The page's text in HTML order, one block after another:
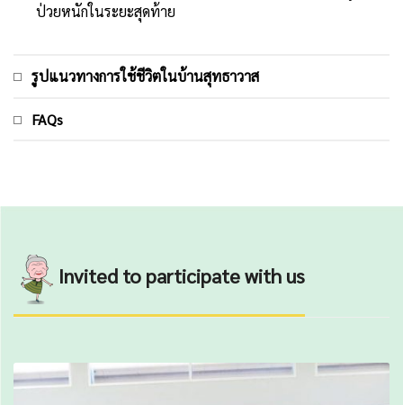
ป่วยหนักในระยะสุดท้าย
รูปแนวทางการใช้ชีวิตในบ้านสุทธาวาส
FAQs
Invited to participate with us